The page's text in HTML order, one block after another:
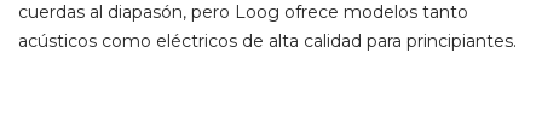
cuerdas al diapasón, pero Loog ofrece modelos tanto
acústicos como eléctricos de alta calidad para principiantes.